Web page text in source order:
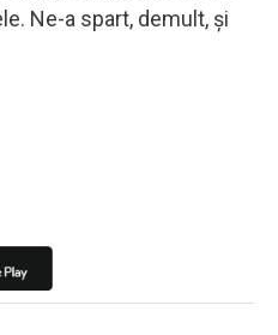
Ne-a spart, demult, și